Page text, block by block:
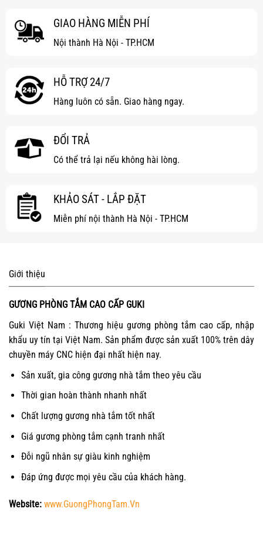
GIAO HÀNG MIỄN PHÍ
Nội thành Hà Nội - TP.HCM
HỖ TRỢ 24/7
Hàng luôn có sẵn. Giao hàng ngay.
ĐỔI TRẢ
Có thể trả lại nếu không hài lòng.
KHẢO SÁT - LẮP ĐẶT
Miễn phí nội thành Hà Nội - TP.HCM
Giới thiệu
GƯƠNG PHÒNG TẮM CAO CẤP GUKI
Guki Việt Nam : Thương hiệu gương phòng tắm cao cấp, nhập
khẩu uy tín tại Việt Nam. Sản phẩm được sản xuất 100% trên dây
chuyền máy CNC hiện đại nhất hiện nay.
Sản xuất, gia công gương nhà tắm theo yêu cầu
Thời gian hoàn thành nhanh nhất
Chất lượng gương nhà tắm tốt nhất
Giá gương phòng tắm cạnh tranh nhất
Đỗi ngũ nhân sự giàu kinh nghiệm
Đáp ứng được mọi yêu cầu của khách hàng.
Website: www.GuongPhongTam.Vn